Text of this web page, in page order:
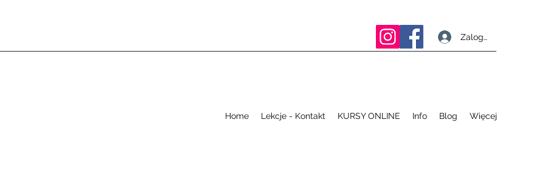
Zaloguj się
Home Lekcje - Kontakt KURSY ONLINE Info Blog Więcej